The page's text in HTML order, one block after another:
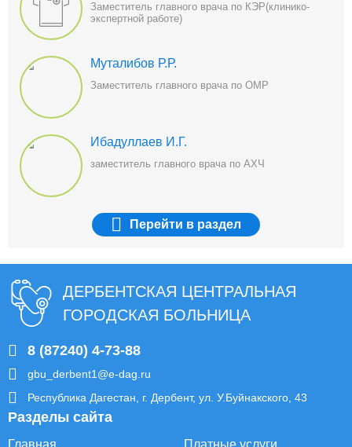
Заместитель главного врача по КЭР(клинико-
экспертной работе)
Муталибов Р.Р.
Заместитель главного врача по ОМР
Ибадуллаев И.Г.
заместитель главного врача по АХЧ
Перейти в раздел
ДЕРБЕНТСКАЯ ЦЕНТРАЛЬНАЯ
ГОРОДСКАЯ БОЛЬНИЦА
8 (87240) 4-73-88
gbu_derbent1@e-dag.ru
Республика Дагестан, г. Дербент, ул. У.Буйнакского, 43
Разделы сайта
Главная Платные услуги